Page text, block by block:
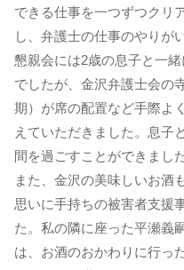
できる仕事を一つずつクリ
し、弁護士の仕事のやりが
懇親会には2歳の息子と一
でしたが、金沢弁護士会の
期）が席の配置など手際よ
えていただきました。息子
間を過ごすことができました
また、金沢の美味しいお酒
思いに手持ちの被害者支援
た。私の隣に座った平瀬義
は、お酒のおかわりに行っ